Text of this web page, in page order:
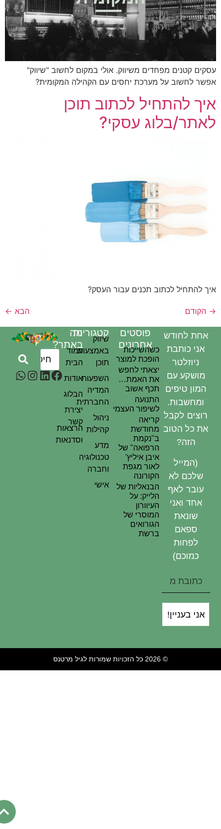
קטנים מפחדים משיווק. אולי במקום לחשוב "שיווק"
לחשוב על מערכת יחסים עם הקהילה המקומית?
להתחיל לכתוב תוכן
בלוג עסקי?
להתחיל לכתוב תכנים עבור העסק?
הבא←
מה
באתר?
עמוד
הבית
אודות
הבלוג
יצירת
קשר
הרצאות
וסדנאות
קטגוריות
שיווק
באמצעות
תוכן
השפעות
המדיה
החברתית
ניהול
קהילות
מדע
טכנולוגיה
וחברה
אישי
פוסטים
אחרונים
כשהשייכות
הופכת למוצר
יצאתי לחפש
את האמת…
תכף אשוב
התנועה
לשיפור העצמי
קריאה
מחודשת
ב"נקמת
הרפואה" של
איבן איליץ'
לאור מגפת
הקורונה
הבנאליות של
הלייק: על
העיוורון
המוסרי של
הגורואים
ברשת
אחת לחודש
אני כותבת
ניוזלטר
מושקע עם
המון טיפים
ומחשבות.
רוצים לקבל
כל הטוב
הזה?
(המייל
שלכם לא
עובר לאף
אחד ואני
שונאת
ספאם
לפחות
כמוכם)
אני בעניין!